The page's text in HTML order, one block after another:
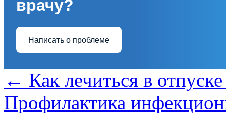
врачу?
Написать о проблеме
← Как лечиться в
Профилактика